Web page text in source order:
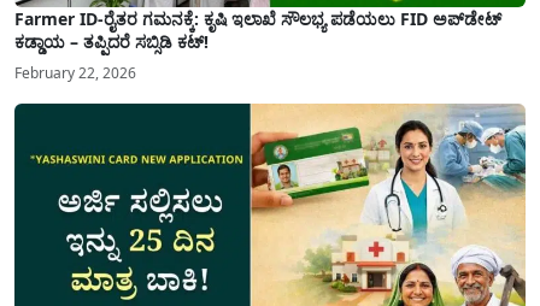
Farmer ID-ರೈತರ ಗಮನಕ್ಕೆ: ಕೃಷಿ ಇಲಾಖೆ ಸೌಲಭ್ಯ ಪಡೆಯಲು FID ಅಪ್‌ಡೇಟ್
ಕಡ್ಡಾಯ – ತಪ್ಪಿದರೆ ಸಬ್ಸಿಡಿ ಕಟ್!
February 22, 2026